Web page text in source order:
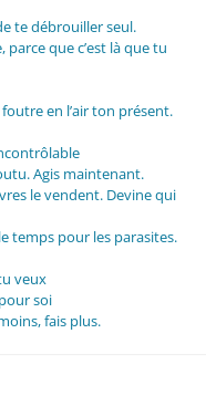
te débrouiller seul.
que c’est là que tu
en l’air ton présent.
Agis maintenant.
le vendent. Devine qui
temps pour les parasites.
veux
soi
fais plus.